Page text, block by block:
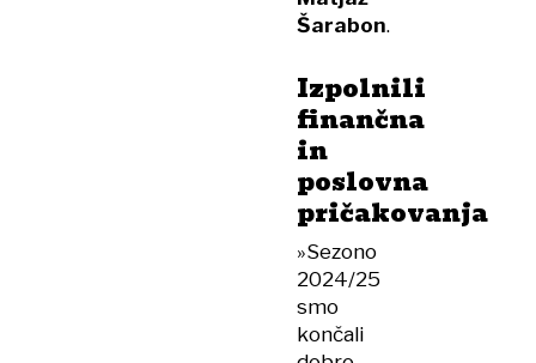
Šarabon.
Izpolnili
finančna
in
poslovna
pričakovanja
»Sezono
2024/25
smo
končali